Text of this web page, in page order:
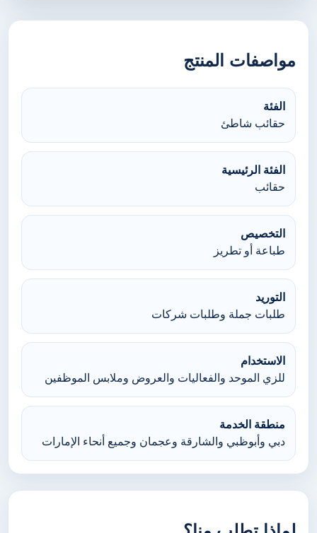
مواصفات المنتج
الفئة
حقائب شاطئ
الفئة الرئيسية
حقائب
التخصيص
طباعة أو تطريز
التوريد
طلبات جملة وطلبات شركات
الاستخدام
للزي الموحد والفعاليات والعروض وملابس الموظفين
منطقة الخدمة
دبي وأبوظبي والشارقة وعجمان وجميع أنحاء الإمارات